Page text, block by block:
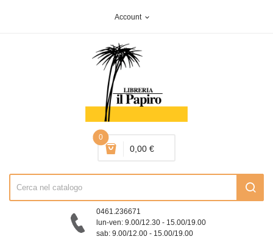
Account expand_more
0
0,00 €
0461.236671
lun-ven: 9.00/12.30 - 15.00/19.00
sab: 9.00/12.00 - 15.00/19.00